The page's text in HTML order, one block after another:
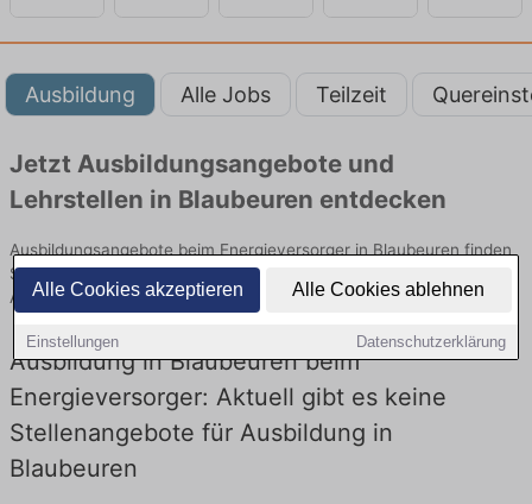
Alle Cookies akzeptieren Alle Cookies ablehnen
Einstellungen Datenschutzerklärung
Ausbildung Alle Jobs Teilzeit
Jetzt Ausbildungsangebote und
Lehrstellen in Blaubeuren entdecken
Ausbildungsangebote beim Energieversorger in Blaubeuren finden
Sie von namhaften Firmen. Entdecken Sie freie Optionen von Top-
Arbeitgebern und bewerben Sie sich noch heute.
Ausbildung in Blaubeuren beim
Energieversorger: Aktuell gibt es keine
Stellenangebote für Ausbildung in
Blaubeuren